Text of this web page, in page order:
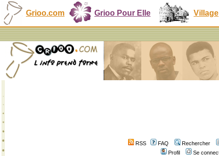
Grioo.com Grioo Pour Elle Village
RSS FAQ
Rechercher
Profil
Se